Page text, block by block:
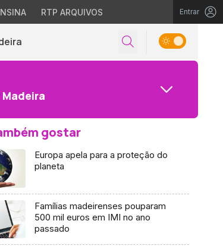
RTP ARQUIVOS Entrar
Madeira
gostar
Europa apela para a proteção do
planeta
Famílias madeirenses pouparam
500 mil euros em IMI no ano
passado